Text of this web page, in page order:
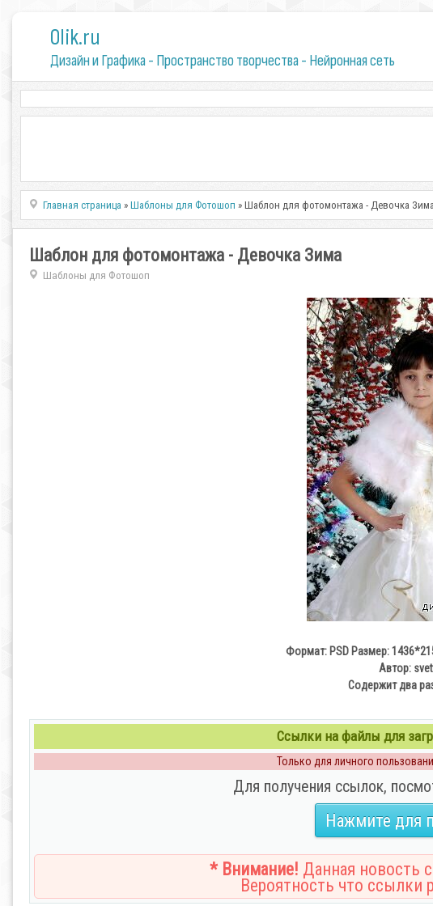
0lik.ru
Дизайн и Графика - Пространство творчества - Нейронная сеть
Главная страница »Шаблоны для Фотошоп » Шаблон для фотомонтажа - Девочка Зима
Шаблон для фотомонтажа - Девочка Зима
Шаблоны для Фотошоп
Формат: PSD Размер:
Автор:
Содержит два
Ссылки на файлы для
Только для личного
Для получения ссылок,
Нажмите для
* Внимание! Данная новость
Вероятность что ссылки